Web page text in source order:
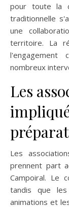
pour toute la
traditionnelle
une
territoire. La
nombreux
Les
Les
prennent part
Campoiral. Le
tandis que les
animations et